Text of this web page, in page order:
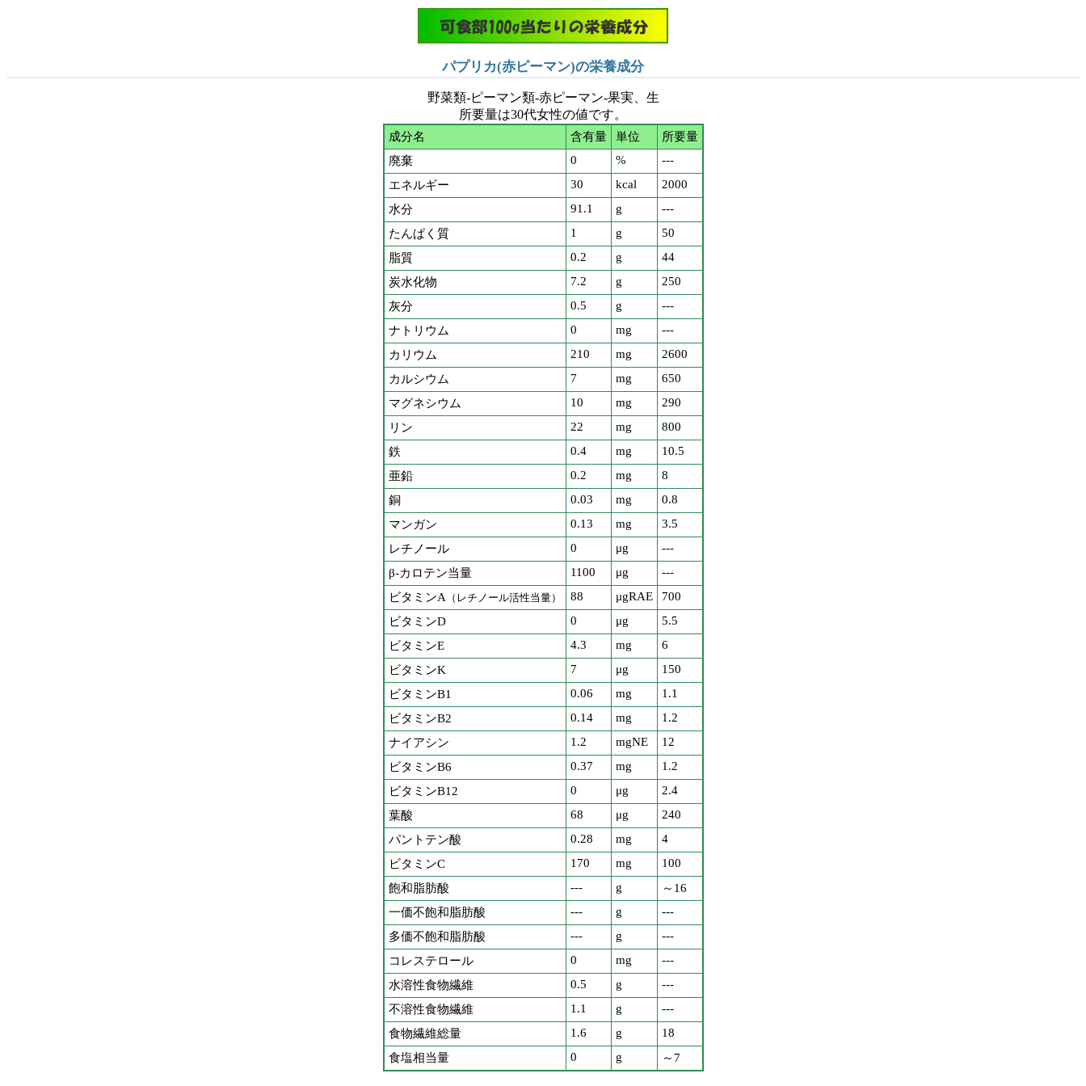
パプリカ(赤ピーマン)の栄養成分
野菜類-ピーマン類-赤ピーマン-果実、生
所要量は30代女性の値です。
成分名 含有量 単位
所要量
廃棄
0 %
---
エネルギー
30 kcal
2000
水分
91.1 g
---
たんぱく質
1 g
50
脂質
0.2 g
44
炭水化物
7.2 g
250
灰分
0.5 g
---
ナトリウム
0 mg
---
カリウム
210 mg
2600
カルシウム
7 mg
650
マグネシウム
10 mg
290
リン
22 mg
800
鉄
0.4 mg
10.5
亜鉛
0.2 mg
8
銅
0.03 mg
0.8
マンガン
0.13 mg
3.5
レチノール
0 μg
---
β-カロテン当量
1100 μg
---
ビタミンA（レチノール活性当量） 88 μgRAE
700
ビタミンD
0 μg
5.5
ビタミンE
4.3 mg
6
ビタミンK
7 μg
150
ビタミンB1
0.06 mg
1.1
ビタミンB2
0.14 mg
1.2
ナイアシン
1.2 mgNE
12
ビタミンB6
0.37 mg
1.2
ビタミンB12
0 μg
2.4
葉酸
68 μg
240
パントテン酸
0.28 mg
4
ビタミンC
170 mg
100
飽和脂肪酸
--- g
～16
一価不飽和脂肪酸
--- g
---
多価不飽和脂肪酸
--- g
---
コレステロール
0 mg
---
水溶性食物繊維
0.5 g
---
不溶性食物繊維
1.1 g
---
食物繊維総量
1.6 g
18
食塩相当量
0 g ～7